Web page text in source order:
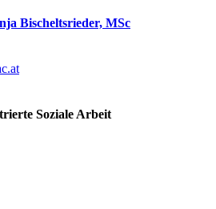
Bischeltsrieder, MSc
Soziale Arbeit